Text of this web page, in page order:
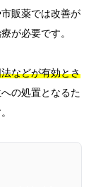
販薬では改善が
が必要です。
などが有効とさ
の処置となるた